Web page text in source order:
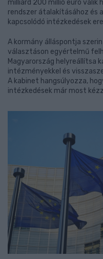
milliárd 200 millió euró
rendszer átalakításához és
kapcsolódó intézkedések
A kormány álláspontja
választáson egyértelmű
Magyarország helyreállítsa
intézményekkel és
A kabinet hangsúlyozza,
intézkedések már most